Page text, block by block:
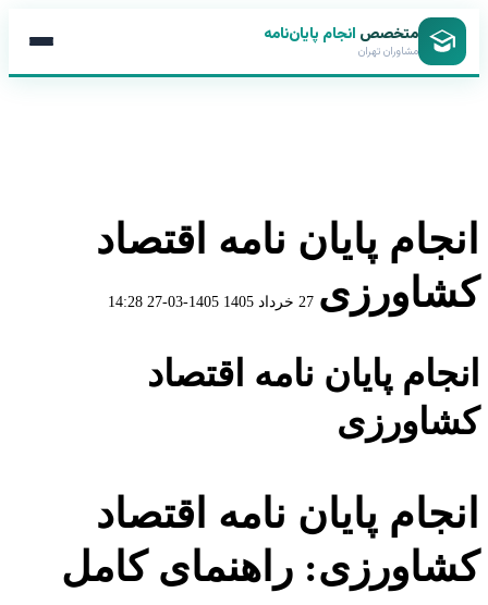
متخصص انجام پایان‌نامه
مشاوران تهران
انجام پایان نامه اقتصاد
کشاورزی 27 خرداد 1405 1405-03-27 14:28
انجام پایان نامه اقتصاد
کشاورزی
انجام پایان نامه اقتصاد
کشاورزی: راهنمای کامل